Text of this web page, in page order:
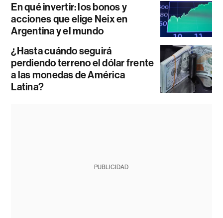
En qué invertir: los bonos y
acciones que elige Neix en
Argentina y el mundo
¿Hasta cuándo seguirá
perdiendo terreno el dólar frente
a las monedas de América
Latina?
PUBLICIDAD